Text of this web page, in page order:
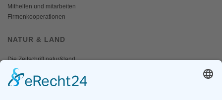
Mithelfen und mitarbeiten
Firmenkooperationen
NATUR & LAND
Die Zeitschrift natur&land
Archiv
Mediadaten